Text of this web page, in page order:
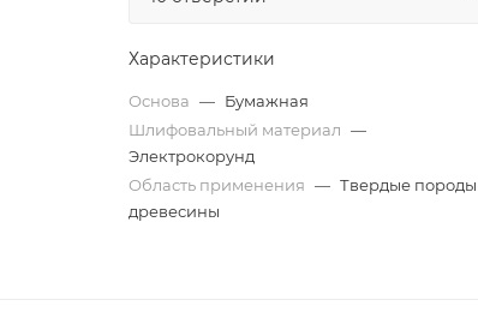
Характеристики
Основа — Бумажная
Шлифовальный материал —
Электрокорунд
Область применения — Твердые породы
древесины